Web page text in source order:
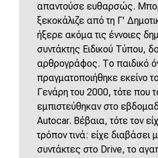
απαντούσε ευθαρσώς.
ξεκοκάλιζε από τη Γ'
ήξερε ακόμα τις έννοιες
συντάκτης Ειδικού Τύπου,
αρθρογράφος. Το παιδικό
πραγματοποιήθηκε εκείνο
Γενάρη του 2000, τότε που
εμπιστεύθηκαν στο
Autocar. Βέβαια, τότε τον
τρόπον τινά: είχε διαβάσει
συντάκτες στο Drive, το